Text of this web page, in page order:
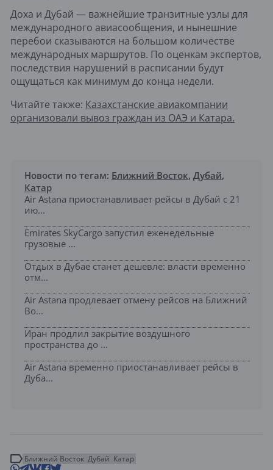
Доха и Дубай — важнейшие транзитные узлы для
международного авиасообщения, и нынешние
перебои сказываются на большом количестве
международных маршрутов. По оценкам экспертов,
последствия нарушений в расписании будут
ощущаться как минимум до конца недели.
Читайте также: Казахстанские авиакомпании
организовали вывоз граждан из ОАЭ и Катара.
Новости по тегам: Ближний Восток, Дубай,
Катар
Air Astana приостанавливает рейсы в Дубай с 21
ию...
Emirates SkyCargo запустил еженедельные
грузовые ...
Отдых в Дубае станет дешевле: власти временно
отм...
Air Astana продлевает отмену рейсов на Ближний
Во...
Иран продлил закрытие воздушного
пространства до ...
Air Astana временно приостанавливает рейсы в
Дуба...
Ближний Восток Дубай Катар